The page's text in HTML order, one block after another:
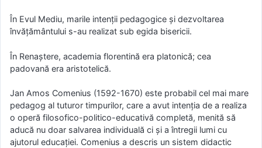
În Evul Mediu, marile intenții pedagogice și dezvoltarea
învățământului s-au realizat sub egida bisericii.
În Renaștere, academia florentină era platonică; cea
padovană era aristotelică.
Jan Amos Comenius (1592-1670) este probabil cel mai mare
pedagog al tuturor timpurilor, care a avut intenția de a realiza
o operă filosofico-politico-educativă completă, menită să
aducă nu doar salvarea individuală ci și a întregii lumi cu
ajutorul educației. Comenius a descris un sistem didactic